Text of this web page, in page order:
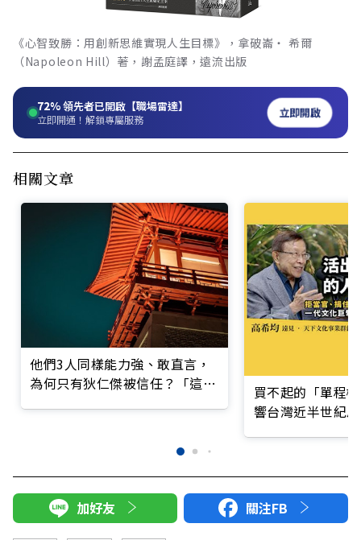
《心智致勝：用創新思維實現人生目標》，拿破崙‧ 希爾
（Napoleon Hill）著，謝孟庭譯，遠流出版
72%領先者已開啟【職場雷達】
立即開通！解鎖專屬服務 立即開啟
相關文章
他們3人同樣能力強、敢直言，
為何只有狄仁傑被信任？「這差
買不起的「單程
響台灣近半世紀
加好友 關注FB